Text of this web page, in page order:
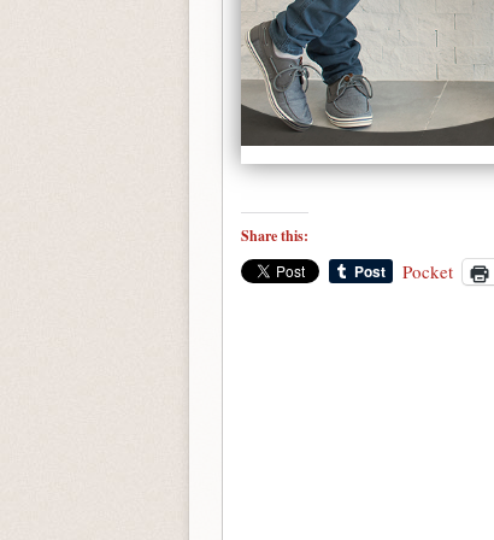
Share this:
Pocket